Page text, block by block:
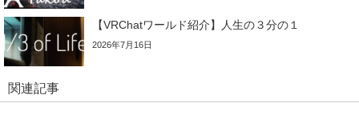
【VRChatワールド紹介】人生の３分の１
2026年7月16日
関連記事